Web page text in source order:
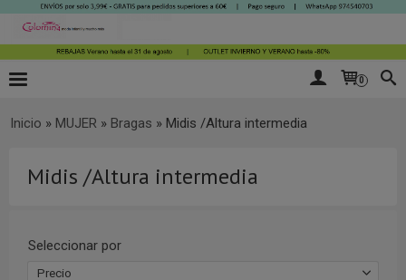
0
Inicio » MUJER » Bragas » Midis /Altura intermedia
Midis /Altura intermedia
Seleccionar por
Precio